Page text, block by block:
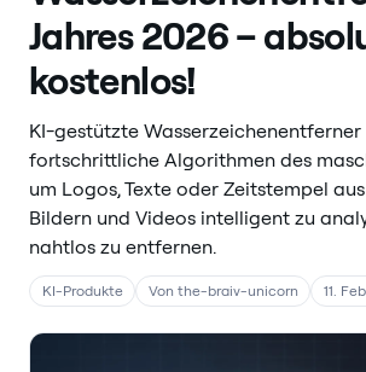
Jahres 2026 –
kostenlos!
KI-gestützte Wasserzeichenentferner
fortschrittliche Algorithmen des
um Logos, Texte oder Zeitstempel
Bildern und Videos intelligent zu
nahtlos zu entfernen.
KI-Produkte Von the-braiv-unicorn 11.